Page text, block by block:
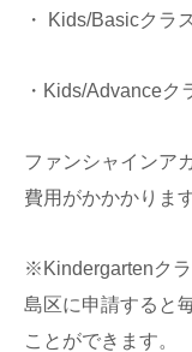
・ Kids/Basicクラ
・Kids/Advanceク
ファンシャインア
費用がかかかりま
※Kindergartenク
島区に申請すると
ことができます。